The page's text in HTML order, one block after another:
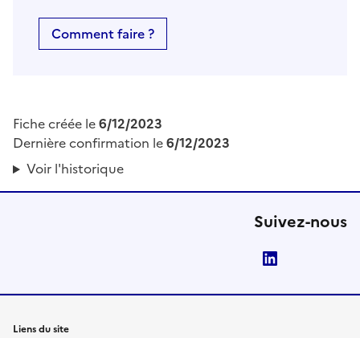
Comment faire ?
Fiche créée le6/12/2023
Dernière confirmation le6/12/2023
Voir l'historique
Suivez-nous
Liens du site